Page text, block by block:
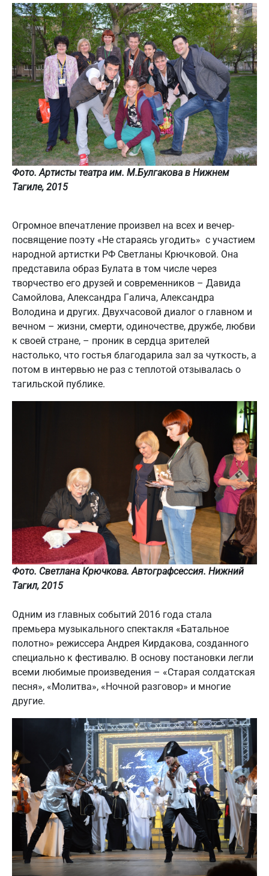
Фото. Артисты театра им. М.Булгакова в Нижнем
Тагиле, 2015
Огромное впечатление произвел на всех и вечер-
посвящение поэту «Не стараясь угодить» с участием
народной артистки РФ Светланы Крючковой. Она
представила образ Булата в том числе через
творчество его друзей и современников – Давида
Самойлова, Александра Галича, Александра
Володина и других. Двухчасовой диалог о главном и
вечном – жизни, смерти, одиночестве, дружбе, любви
к своей стране, – проник в сердца зрителей
настолько, что гостья благодарила зал за чуткость, а
потом в интервью не раз с теплотой отзывалась о
тагильской публике.
Фото. Светлана Крючкова. Автографсессия. Нижний
Тагил, 2015
Одним из главных событий 2016 года стала
премьера музыкального спектакля «Батальное
полотно» режиссера Андрея Кирдакова, созданного
специально к фестивалю. В основу постановки легли
всеми любимые произведения – «Старая солдатская
песня», «Молитва», «Ночной разговор» и многие
другие.